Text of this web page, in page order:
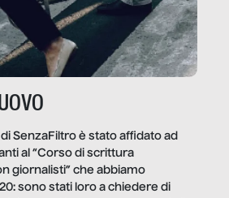
SenzaFiltro è stato affidato ad
al “Corso di scrittura
giornalisti” che abbiamo
sono stati loro a chiedere di